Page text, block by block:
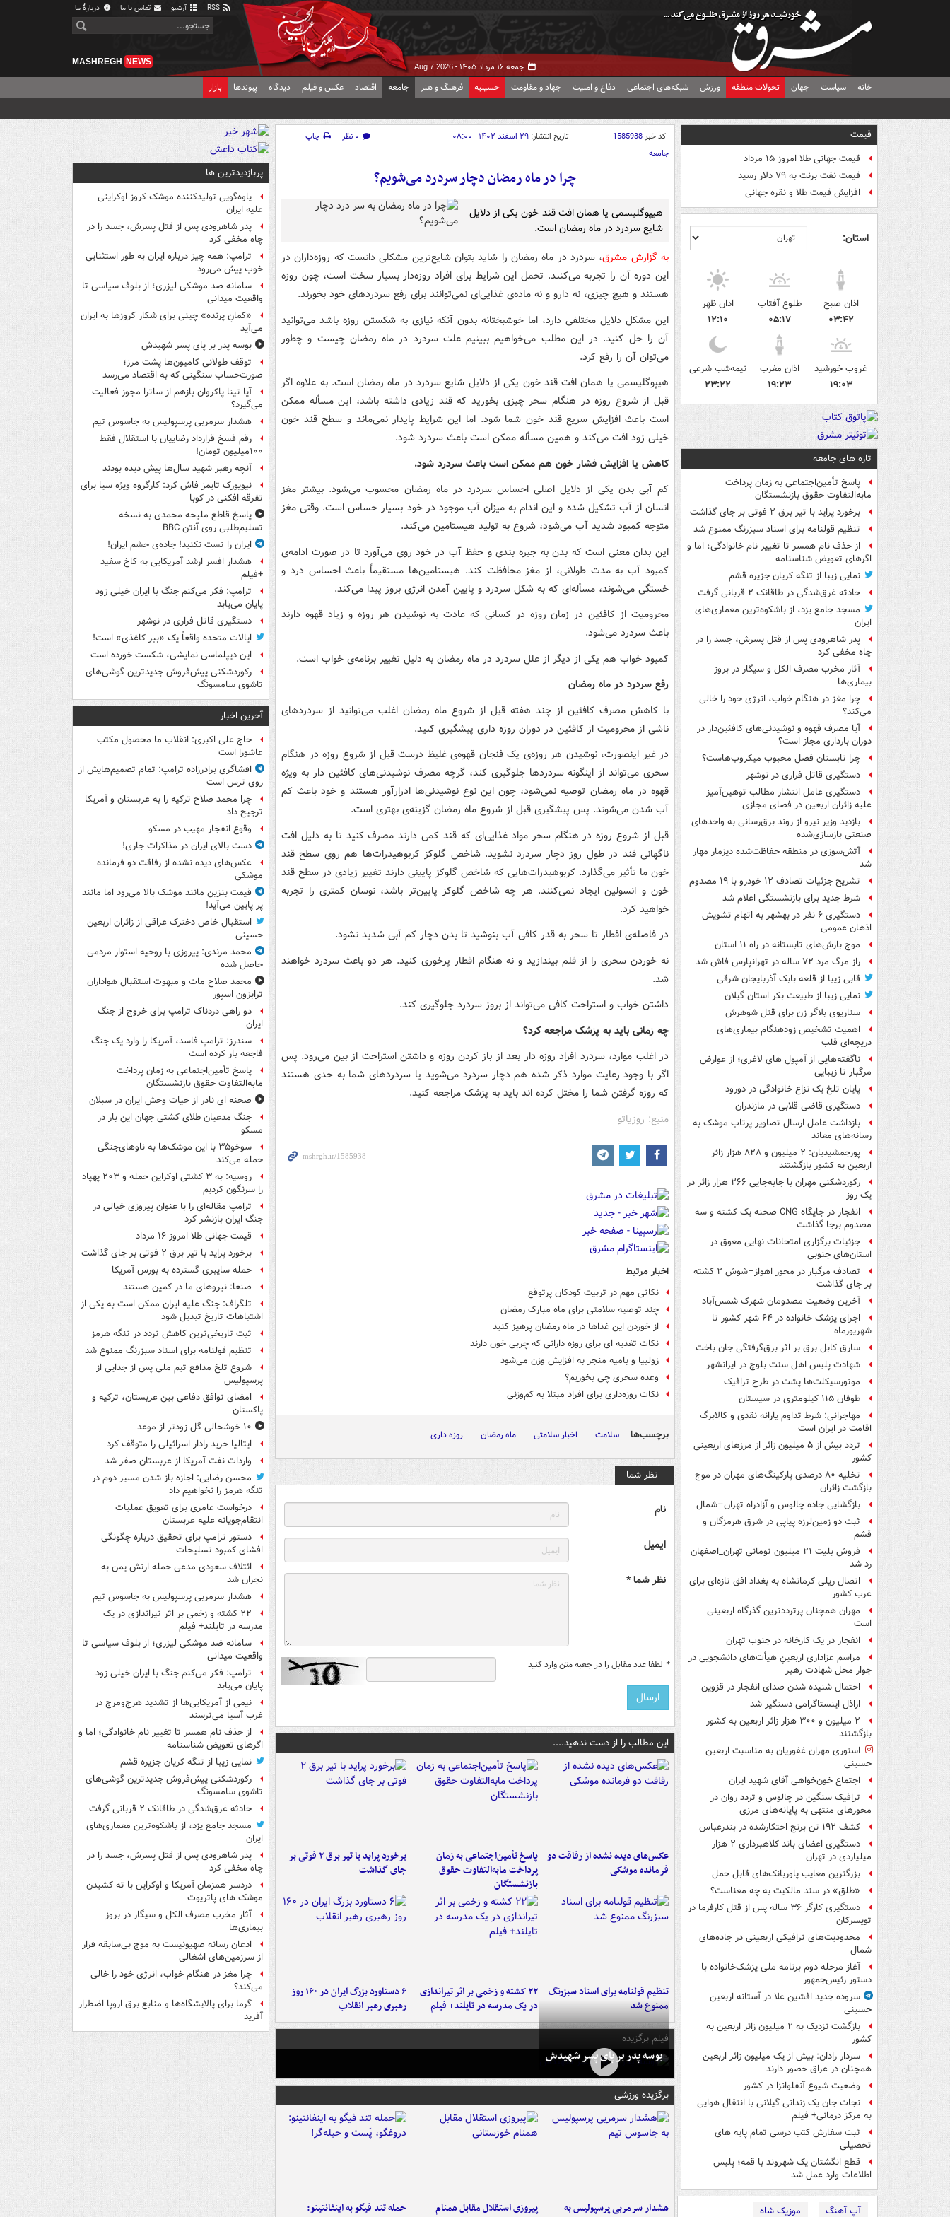
آرشیو تماس با ما دربارهٔ ما
جمعه ۱۶ مرداد ۱۴۰۵ - Aug 7 2026
MASHREGH NEWS
خانه سیاست جهان تحولات منطقه ورزش شبکه‌های اجتماعی دفاع و امنیت جهاد و مقاومت حسینیه فرهنگ و هنر جامعه اقتصاد عکس و فیلم دیدگاه پیوندها بازار
قیمت
قیمت جهانی طلا امروز ۱۵ مرداد
قیمت نفت برنت به ۷۹ دلار رسید
افزایش قیمت طلا و نقره جهانی
استان:
اذان صبح
۰۳:۴۲
طلوع آفتاب
۰۵:۱۷
اذان ظهر
۱۲:۱۰
غروب خورشید
۱۹:۰۳
اذان مغرب
۱۹:۲۳
نیمه‌شب شرعی
۲۳:۲۲
تازه های جامعه
پاسخ تأمین‌اجتماعی به زمان پرداخت
مابه‌التفاوت حقوق بازنشستگان
برخورد پراید با تیر برق ۲ فوتی بر جای گذاشت
تنظیم قولنامه برای اسناد سبزرنگ ممنوع شد
از حذف نام همسر تا تغییر نام خانوادگی؛ اما و
اگرهای تعویض شناسنامه
نمایی زیبا از تنگه کریان جزیره قشم
حادثه غرق‌شدگی در طاقانک ۲ قربانی گرفت
مسجد جامع یزد، از باشکوه‌ترین معماری‌های
ایران
پدر شاهرودی پس از قتل پسرش، جسد را در
چاه مخفی کرد
آثار مخرب مصرف الکل و سیگار در بروز
بیماری‌ها
چرا مغز در هنگام خواب، انرژی خود را خالی
می‌کند؟
آیا مصرف قهوه و نوشیدنی‌های کافئین‌دار در
دوران بارداری مجاز است؟
چرا تابستان فصل محبوب میکروب‌هاست؟
دستگیری قاتل فراری در نوشهر
دستگیری عامل انتشار مطالب توهین‌آمیز
علیه زائران اربعین در فضای مجازی
بازدید وزیر نیرو از روند برق‌رسانی به واحدهای
صنعتی بازسازی‌شده
آتش‌سوزی در منطقه حفاظت‌شده دیزمار مهار
شد
تشریح جزئیات تصادف ۱۲ خودرو با ۱۹ مصدوم
شرط جدید برای بازنشستگی اعلام شد
دستگیری ۶ نفر در بهشهر به اتهام تشویش
اذهان عمومی
موج بارش‌های تابستانه در راه ۱۱ استان
راز مرگ مرد ۷۲ ساله در تهرانپارس فاش شد
قابی زیبا از قلعه بابک آذربایجان شرقی
نمایی زیبا از طبیعت بکر استان گیلان
سناریوی بلاگر زن برای قتل شوهرش
اهمیت تشخیص زودهنگام بیماری‌های
دریچه‌ای قلب
ناگفته‌هایی از آمپول های لاغری؛ از عوارض
مرگبار تا زیبایی
پایان تلخ یک نزاع خانوادگی در دورود
دستگیری قاضی قلابی در مازندران
بازداشت عامل ارسال تصاویر پرتاب موشک به
رسانه‌های معاند
پورجمشیدیان: ۲ میلیون و ۸۲۸ هزار زائر
اربعین به کشور بازگشتند
رکوردشکنی مهران با جابه‌جایی ۲۶۶ هزار زائر در
یک روز
انفجار در جایگاه CNG صحنه یک کشته و سه
مصدوم برجا گذاشت
جزئیات برگزاری امتحانات نهایی معوق در
استان‌های جنوبی
تصادف مرگبار در محور اهواز–شوش ۲ کشته
بر جای گذاشت
آخرین وضعیت مصدومان شهرک شمس‌آباد
اجرای پزشک خانواده در ۶۴ شهر کشور تا
شهریورماه
سارق کابل برق بر اثر برق‌گرفتگی جان باخت
شهادت پلیس اهل سنت بلوچ در ایرانشهر
موتورسیکلت‌ها پشت درِ طرح ترافیک
طوفان ۱۱۵ کیلومتری در سیستان
مهاجرانی: شرط تداوم یارانه نقدی و کالابرگ
اقامت در ایران است
تردد بیش از ۵ میلیون زائر از مرزهای اربعینی
کشور
تخلیه ۸۰ درصدی پارکینگ‌های مهران در موج
بازگشت زائران
بازگشایی جاده چالوس و آزادراه تهران–شمال
ثبت دو زمین‌لرزه پیاپی در شرق هرمزگان و
قشم
فروش بلیت ۲۱ میلیون تومانی تهران_اصفهان
رد شد
اتصال ریلی کرمانشاه به بغداد افق تازه‌ای برای
غرب کشور
مهران همچنان پرترددترین گذرگاه اربعینی
است
انفجار در یک کارخانه در جنوب تهران
مراسم عزاداری اربعینِ هیأت‌های دانشجویی در
جوار محل شهادت رهبر
احتمال شنیده شدن صدای انفجار در قزوین
اراذل اینستاگرامی دستگیر شد
۲ میلیون و ۳۰۰ هزار زائر اربعین به کشور
بازگشتند
استوری مهران غفوریان به مناسبت اربعین
حسینی
اجتماع خون‌خواهی آقای شهید ایران
ترافیک سنگین در چالوس و تردد روان در
محورهای منتهی به پایانه‌های مرزی
کشف ۱۹۲ تن برنج احتکارشده در بندرعباس
دستگیری اعضای باند کلاهبرداری ۲ هزار
میلیاردی در تهران
بزرگترین معایب پاوربانک‌های قابل حمل
«طلق» در سند مالکیت به چه معناست؟
دستگیری کارگر ۳۶ ساله پس از قتل کارفرما در
تویسرکان
محدودیت‌های ترافیکی اربعینی در جاده‌های
شمال‌
آغاز مرحله دوم برنامه ملی پزشک‌خانواده با
دستور رئیس‌جمهور
سروده جدید افشین علا در آستانه اربعین
حسینی
بازگشت نزدیک به ۲ میلیون زائر اربعین به
کشور
سردار رادان: بیش از یک میلیون زائر اربعین
همچنان در عراق حضور دارند
وضعیت شیوع آنفلوانزا در کشور
نجات جان یک زندانی گیلانی با انتقال هوایی
به مرکز درمانی+ فیلم
ثبت سفارش کتب درسی تمام پایه های
تحصیلی
قطع انگشتان یک شهروند با قمه؛ پلیس
اطلاعات وارد عمل شد
آپ آهنگ موزیک شاه
کد خبر1585938 تاریخ انتشار: ۲۹ اسفند ۱۴۰۲ - ۰۸:۰۰ ۰ نظر
چاپ
جامعه
چرا در ماه رمضان دچار سردرد می‌شویم؟
هیپوگلیسمی یا همان افت قند خون یکی از دلایل
شایع سردرد در ماه رمضان است.
به گزارش مشرق، سردرد در ماه رمضان را شاید بتوان شایع‌ترین مشکلی دانست که روزه‌داران در
این دوره آن را تجربه می‌کنند. تحمل این شرایط برای افراد روزه‌دار بسیار سخت است، چون روزه
هستند و هیچ چیزی، نه دارو و نه ماده‌ی غذایی‌ای نمی‌توانند برای رفع سردردهای خود بخورند.
این مشکل دلایل مختلفی دارد، اما خوشبختانه بدون آنکه نیازی به شکستن روزه باشد می‌توانید
آن را حل کنید. در این مطلب می‌خواهیم ببینیم علت سردرد در ماه رمضان چیست و چطور
می‌توان آن را رفع کرد.
هیپوگلیسمی یا همان افت قند خون یکی از دلایل شایع سردرد در ماه رمضان است. به علاوه اگر
قبل از شروع روزه در هنگام سحر چیزی بخورید که قند زیادی داشته باشد، این مسأله ممکن
است باعث افزایش سریع قند خون شما شود. اما این شرایط پایدار نمی‌ماند و سطح قند خون
خیلی زود افت می‌کند و همین مسأله ممکن است باعث سردرد شود.
کاهش یا افزایش فشار خون هم ممکن است باعث سردرد شود.
کم آبی بدن یکی از دلایل اصلی احساس سردرد در ماه رمضان محسوب می‌شود. بیشتر مغز
انسان از آب تشکیل شده و این اندام به میزان آب موجود در خود بسیار حساس است. وقتی مغز
متوجه کمبود شدید آب می‌شود، شروع به تولید هیستامین می‌کند.
این بدان معنی است که بدن به جیره بندی و حفظ آب در خود روی می‌آورد تا در صورت ادامه‌ی
کمبود آب به مدت طولانی، از مغز محافظت کند. هیستامین‌ها مستقیماً باعث احساس درد و
خستگی می‌شوند، مسأله‌ای که به شکل سردرد و پایین آمدن انرژی بروز پیدا می‌کند.
محرومیت از کافئین در زمان روزه در کسانی که عادت به نوشیدن هر روزه و زیاد قهوه دارند
باعث سردرد می‌شود.
کمبود خواب هم یکی از دیگر از علل سردرد در ماه رمضان به دلیل تغییر برنامه‌ی خواب است.
رفع سردرد در ماه رمضان
با کاهش مصرف کافئین از چند هفته قبل از شروع ماه رمضان اغلب می‌توانید از سردردهای
ناشی از محرومیت از کافئین در دوران روزه داری پیشگیری کنید.
در غیر اینصورت، نوشیدن هر روزه‌ی یک فنجان قهوه‌ی غلیظ درست قبل از شروع روزه در هنگام
سحری می‌تواند از اینگونه سردردها جلوگیری کند، گرچه مصرف نوشیدنی‌های کافئین دار به ویژه
قهوه در ماه رمضان توصیه نمی‌شود، چون این نوع نوشیدنی‌ها ادرارآور هستند و خود باعث کم
آب شدن می‌شوند. پس پیشگیری قبل از شروع ماه رمضان گزینه‌ی بهتری است.
قبل از شروع روزه در هنگام سحر مواد غذایی‌ای که قند کمی دارند مصرف کنید تا به دلیل افت
ناگهانی قند در طول روز دچار سردرد نشوید. شاخص گلوکز کربوهیدرات‌ها هم روی سطح قند
خون ما تأثیر می‌گذارد. کربوهیدرات‌هایی که شاخص گلوکز پایینی دارند تغییر زیادی در سطح قند
خون و انسولین ایجاد نمی‌کنند. هر چه شاخص گلوکز پایین‌تر باشد، نوسان کمتری را تجربه
خواهید کرد.
در فاصله‌ی افطار تا سحر به قدر کافی آب بنوشید تا بدن دچار کم آبی شدید نشود.
نه خوردن سحری را از قلم بیندازید و نه هنگام افطار پرخوری کنید. هر دو باعث سردرد خواهند
شد.
داشتن خواب و استراحت کافی می‌تواند از بروز سردرد جلوگیری کند.
چه زمانی باید به پزشک مراجعه کرد؟
در اغلب موارد، سردرد افراد روزه دار بعد از باز کردن روزه و داشتن استراحت از بین می‌رود. پس
اگر با وجود رعایت موارد ذکر شده هم دچار سردرد می‌شوید یا سردردهای شما به حدی هستند
که روزه گرفتن شما را مختل کرده اند باید به پزشک مراجعه کنید.
منبع: روزیاتو
اخبار مرتبط
نکاتی مهم در تربیت کودکان پرتوقع
چند توصیه سلامتی برای ماه مبارک رمضان
از خوردن این غذاها در ماه رمضان پرهیز کنید
نکات تغذیه ای برای روزه دارانی که چربی خون دارند
زولبیا و بامیه منجر به افزایش وزن می‌شود
وعده سحری چی بخوریم؟
نکات روزه‌داری برای افراد مبتلا به کم‌وزنی
برچسب‌ها سلامت اخبار سلامتی ماه رمضان روزه داری
نظر شما
نام
ایمیل
نظر شما *
* لطفا عدد مقابل را در جعبه متن وارد کنید
این مطالب را از دست ندهید....
عکس‌های دیده نشده از رفاقت دو
فرمانده‌ موشکی
پاسخ تأمین‌اجتماعی به زمان
پرداخت مابه‌التفاوت حقوق
بازنشستگان
برخورد پراید با تیر برق ۲ فوتی بر
جای گذاشت
تنظیم قولنامه برای اسناد سبزرنگ
ممنوع شد
۲۲ کشته و زخمی بر اثر تیراندازی
در یک مدرسه در تایلند+ فیلم
۶ دستاورد بزرگ ایران در ۱۶۰ روز
رهبری رهبر انقلاب
فیلم برگزیده
بوسه‌ پدر بر پای پسر شهیدش
برگزیده ورزشی
هشدار سرمربی پرسپولیس به
پیروزی استقلال مقابل همنام
حمله تند فیگو به اینفانتینو:
پربازدیدترین ها
یاوه‌گویی تولیدکننده موشک کروز اوکراینی
علیه ایران
پدر شاهرودی پس از قتل پسرش، جسد را در
چاه مخفی کرد
ترامپ: همه چیز درباره ایران به طور استثنایی
خوب پیش می‌رود
سامانه ضد موشکی لیزری؛ از بلوف سیاسی تا
واقعیت میدانی
«کمانِ پرنده» چینی برای شکار کروزها به ایران
می‌آید
بوسه‌ پدر بر پای پسر شهیدش
توقف طولانی کامیون‌ها پشت مرز؛
صورت‌حساب سنگینی که به اقتصاد می‌رسد
آیا تینا پاکروان بازهم از ساترا مجوز فعالیت
می‌گیرد؟
هشدار سرمربی پرسپولیس به جاسوس تیم
رقم فسخ قرارداد رضاییان با استقلال فقط
۱۰۰میلیون تومان!
آنچه رهبر شهید سال‌ها پیش دیده بودند
نیویورک تایمز فاش کرد: کارگروه ویژه سیا برای
تفرقه افکنی در کوبا
پاسخ قاطع ملیحه محمدی به نسخه
تسلیم‌طلبی روی آنتن BBC
ایران را تست نکنید! جاده‌ی خشم ایران!
هشدار افسر ارشد آمریکایی به کاخ سفید
+فیلم
ترامپ: فکر می‌کنم جنگ با ایران خیلی زود
پایان می‌یابد
دستگیری قاتل فراری در نوشهر
ایالات متحده واقعاً یک «ببر کاغذی» است!
این دیپلماسی نمایشی، شکست خورده است
رکوردشکنی پیش‌فروش جدیدترین گوشی‌های
تاشوی سامسونگ
آخرین اخبار
حاج علی اکبری: انقلاب ما محصول مکتب
عاشورا است
افشاگری برادرزاده ترامپ: تمام تصمیم‌هایش از
روی ترس است
چرا محمد صلاح ترکیه را به عربستان و آمریکا
ترجیح داد
وقوع انفجار مهیب در مسکو
دست بالای ایران در مذاکرات جاری!
عکس‌های دیده نشده از رفاقت دو فرمانده‌
موشکی
قیمت بنزین مانند موشک بالا می‌رود اما مانند
پر پایین می‌آید!
استقبال خاص دخترک عراقی از زائران اربعین
حسینی
محمد مرندی: پیروزی با روحیه استوار مردمی
حاصل شده
محمد صلاح مات و مبهوت استقبال هواداران
ترابزون اسپور
دو راهی دردناک ترامپ برای خروج از جنگ
ایران
سندرز: ترامپ فاسد، آمریکا را وارد یک جنگ
فاجعه بار کرده است
پاسخ تأمین‌اجتماعی به زمان پرداخت
مابه‌التفاوت حقوق بازنشستگان
صحنه ای نادر از حیات وحش ایران در سبلان
جنگ مدعیان طلای کشتی جهان این بار در
مسکو
سوخو۳۵ با این موشک‌ها به ناوهای‌جنگی
حمله می‌کند
روسیه: به ۳ کشتی اوکراین حمله و ۲۰۳ پهپاد
را سرنگون کردیم
ترامپ مقاله‌ای را با عنوان پیروزی خیالی در
جنگ ایران بازنشر کرد
قیمت جهانی طلا امروز ۱۶ مرداد
برخورد پراید با تیر برق ۲ فوتی بر جای گذاشت
حمله سایبری گسترده به بورس آمریکا
صنعا: نیروهای ما در کمین‌ هستند
تلگراف: جنگ علیه ایران ممکن است به یکی از
اشتباهات تاریخ تبدیل شود
ثبت تاریخی‌ترین کاهش تردد در تنگه هرمز
تنظیم قولنامه برای اسناد سبزرنگ ممنوع شد
شروع تلخ مدافع تیم ملی پس از جدایی از
پرسپولیس
امضای توافق دفاعی بین عربستان، ترکیه و
پاکستان
۱۰ خوشحالی گل زودتر از موعد
ایتالیا خرید رادار اسرائیلی را متوقف کرد
واردات نفت آمریکا از عربستان صفر شد
محسن رضایی: اجازه باز شدن مسیر دوم در
تنگه هرمز را نخواهیم داد
درخواست عامری برای تعویق عملیات
انتقام‌جویانه علیه عربستان
دستور ترامپ برای تحقیق درباره چگونگی
افشای کمبود تسلیحات
ائتلاف سعودی مدعی حمله ارتش یمن به
نجران شد
هشدار سرمربی پرسپولیس به جاسوس تیم
۲۲ کشته و زخمی بر اثر تیراندازی در یک
مدرسه در تایلند+ فیلم
سامانه ضد موشکی لیزری؛ از بلوف سیاسی تا
واقعیت میدانی
ترامپ: فکر می‌کنم جنگ با ایران خیلی زود
پایان می‌یابد
نیمی از آمریکایی‌ها از تشدید هرج‌ومرج در
غرب آسیا می‌ترسند
از حذف نام همسر تا تغییر نام خانوادگی؛ اما و
اگرهای تعویض شناسنامه
نمایی زیبا از تنگه کریان جزیره قشم
رکوردشکنی پیش‌فروش جدیدترین گوشی‌های
تاشوی سامسونگ
حادثه غرق‌شدگی در طاقانک ۲ قربانی گرفت
مسجد جامع یزد، از باشکوه‌ترین معماری‌های
ایران
پدر شاهرودی پس از قتل پسرش، جسد را در
چاه مخفی کرد
دردسر همزمان آمریکا و اوکراین با ته کشیدن
موشک های پاتریوت
آثار مخرب مصرف الکل و سیگار در بروز
بیماری‌ها
اذعان رسانه صهیونیست به موج بی‌سابقه فرار
از سرزمین‌های اشغالی
چرا مغز در هنگام خواب، انرژی خود را خالی
می‌کند؟
گرما برای پالایشگاه‌ها و منابع برق اروپا اضطرار
آفرید